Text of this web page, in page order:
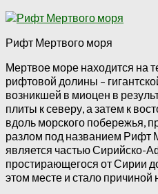
Рифт Мертвого моря
Мертвое море находится на
рифтовой долины –
возникшей в миоцен в
плиты к северу, а затем к
вдоль морского побережья,
разлом под названием Рифт
является частью Сирийско-
простирающегося от Сирии
этом месте и стало причиной